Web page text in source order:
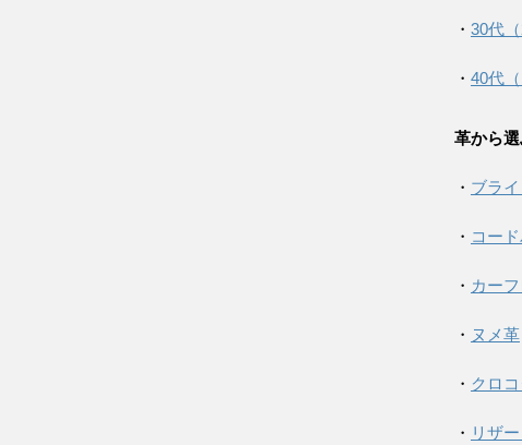
・ 30代（
・ 40代（
革から
・ ブラ
・ コー
・ カー
・ ヌメ革
・ クロ
・ リザ